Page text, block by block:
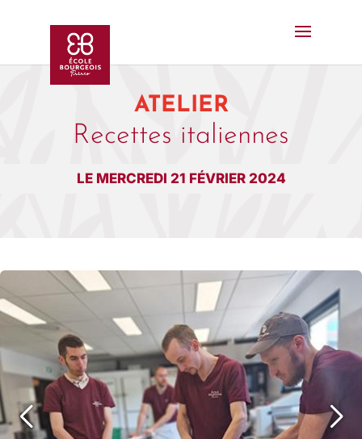
ATELIER
Recettes italiennes
LE MERCREDI 21 FÉVRIER 2024